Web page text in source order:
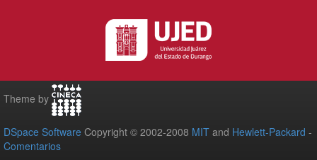
Theme by
DSpace Software Copyright © 2002-2008 MIT and Hewlett-Packard -
Comentarios